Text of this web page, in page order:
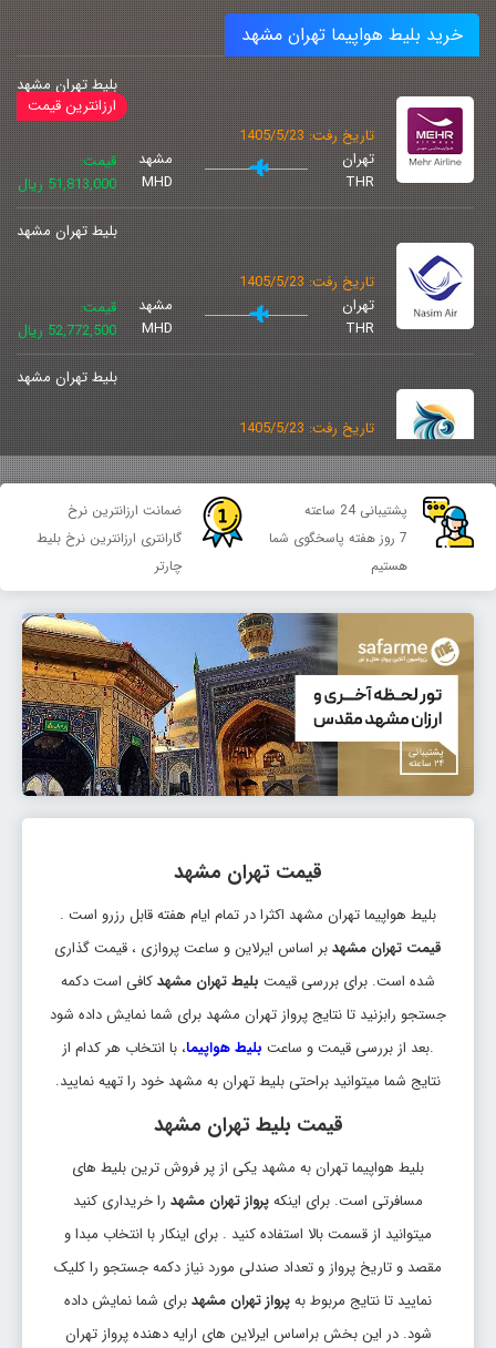
خرید بلیط هواپیما تهران مشهد
بلیط تهران مشهد
تاریخ رفت: 1405/5/23
تهران
THR
مشهد
MHD
قیمت:
51,813,000 ریال
بلیط تهران مشهد
تاریخ رفت: 1405/5/23
تهران
THR
مشهد
MHD
قیمت:
52,772,500 ریال
بلیط تهران مشهد
تاریخ رفت: 1405/5/23
تهران
THR
مشهد
MHD
قیمت:
52,772,500 ریال
بلیط تهران مشهد
تاریخ رفت: 1405/5/23
تهران
مشهد
54,161,250 ریال
بلیط تهران مشهد
تاریخ رفت: 1405/5/23
تهران
مشهد
MHD
قیمت:
55,550,000 ریال
بلیط تهران مشهد
تاریخ رفت: 1405/5/23
THR
MHD
55,938,000 ریال
بلیط تهران مشهد
تاریخ رفت: 1405/5/23
تهران
THR
مشهد
قیمت:
57,570,000 ریال
تاریخ رفت: 1405/5/22
تهران
THR
مشهد
MHD
59,000,000 ریال
بلیط تهران مشهد
تاریخ رفت: 1405/5/22
تهران
مشهد
قیمت:
پشتیبانی 24 ساعته
7 روز هفته پاسخگوی شما
هستیم
ضمانت ارزانترین نرخ
گارانتری ارزانترین نرخ بلیط
چارتر
قیمت تهران مشهد
بلیط هواپیما تهران مشهد اکثرا در تمام ایام هفته قابل رزرو است .
قیمت تهران مشهدبر اساس ایرلاین و ساعت پروازی ، قیمت گذاری
شده است. برای بررسی قیمت بلیط تهران مشهدکافی است دکمه
جستجو رابزنید تا نتایج پرواز تهران مشهد برای شما نمایش داده شود
.بعد از بررسی قیمت و ساعت بلیط هواپیما، با انتخاب هر کدام از
نتایج شما میتوانید براحتی بلیط تهران به مشهد خود را تهیه نمایید.
قیمت بلیط تهران مشهد
بلیط هواپیما تهران به مشهد یکی از پر فروش ترین بلیط های
مسافرتی است. برای اینکهپرواز تهران مشهد را خریداری کنید
میتوانید از قسمت بالا استفاده کنید . برای اینکار با انتخاب مبدا و
مقصد و تاریخ پرواز و تعداد صندلی مورد نیاز دکمه جستجو را کلیک
نمایید تا نتایج مربوط بهپرواز تهران مشهدبرای شما نمایش داده
شود. در این بخش براساس ایرلاین های ارایه دهنده پرواز تهران